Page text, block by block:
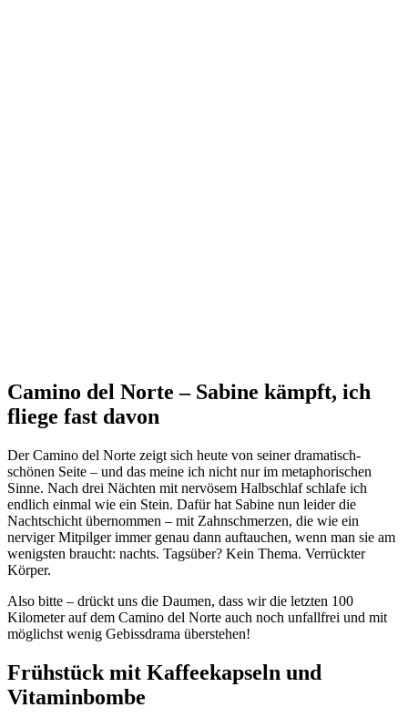
Camino del Norte – Sabine kämpft, ich
fliege fast davon
Der Camino del Norte zeigt sich heute von seiner dramatisch-
schönen Seite – und das meine ich nicht nur im metaphorischen
Sinne. Nach drei Nächten mit nervösem Halbschlaf schlafe ich
endlich einmal wie ein Stein. Dafür hat Sabine nun leider die
Nachtschicht übernommen – mit Zahnschmerzen, die wie ein
nerviger Mitpilger immer genau dann auftauchen, wenn man sie am
wenigsten braucht: nachts. Tagsüber? Kein Thema. Verrückter
Körper.
Also bitte – drückt uns die Daumen, dass wir die letzten 100
Kilometer auf dem Camino del Norte auch noch unfallfrei und mit
möglichst wenig Gebissdrama überstehen!
Frühstück mit Kaffeekapseln und
Vitaminbombe